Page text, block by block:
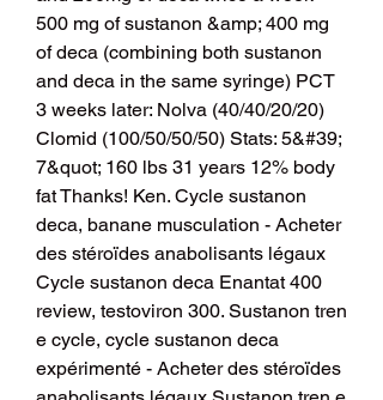
500 mg of sustanon &amp; 400 mg
of deca (combining both sustanon
and deca in the same syringe) PCT
3 weeks later: Nolva (40/40/20/20)
Clomid (100/50/50/50) Stats: 5&#39;
7&quot; 160 lbs 31 years 12% body
fat Thanks! Ken. Cycle sustanon
deca, banane musculation - Acheter
des stéroïdes anabolisants légaux
Cycle sustanon deca Enantat 400
review, testoviron 300. Sustanon tren
e cycle, cycle sustanon deca
expérimenté - Acheter des stéroïdes